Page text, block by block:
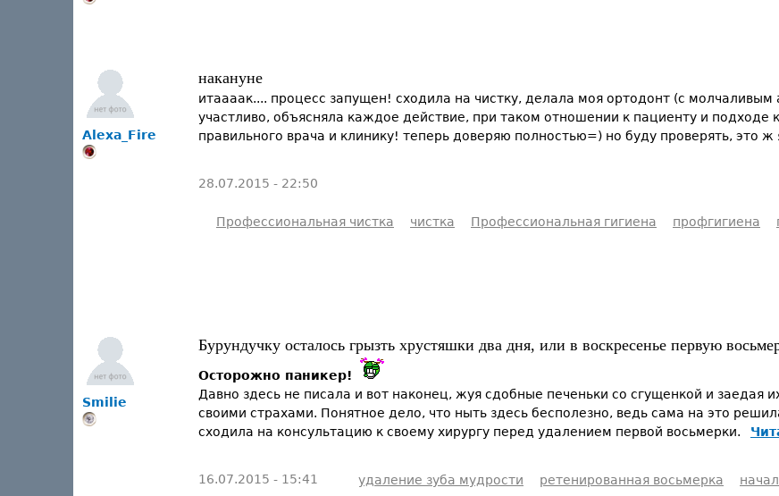
Alexa_Fire
накануне
итаааак.... процесс запущен! сходила на чистку, делала моя ортодонт (с молчаливым
участливо, объясняла каждое действие, при таком отношении к пациенту и
правильного врача и клинику! теперь доверяю полностью=) но буду проверять, это ж
28.07.2015 - 22:50
Профессиональная чистка чистка Профессиональная гигиена профгигиена
Smilie
Бурундучку осталось грызть хрустяшки два дня, или в воскресенье первую
Осторожно паникер!
Давно здесь не писала и вот наконец, жуя сдобные печеньки со сгущенкой и
своими страхами. Понятное дело, что ныть здесь бесполезно, ведь сама на это
сходила на консультацию к своему хирургу перед удалением первой восьмерки.
16.07.2015 - 15:41 удаление зуба мудрости ретенированная восьмерка